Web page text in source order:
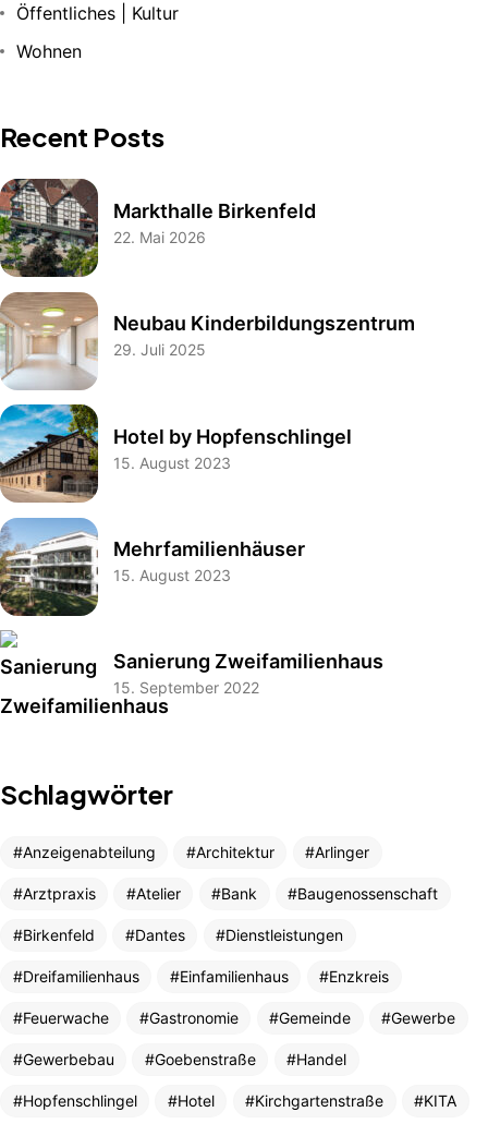
Öffentliches | Kultur
Wohnen
Recent Posts
Markthalle Birkenfeld
22. Mai 2026
Neubau Kinderbildungszentrum
29. Juli 2025
Hotel by Hopfenschlingel
15. August 2023
Mehrfamilienhäuser
15. August 2023
Sanierung Zweifamilienhaus
15. September 2022
Schlagwörter
Anzeigenabteilung Architektur Arlinger
Arztpraxis Atelier Bank Baugenossenschaft
Birkenfeld Dantes Dienstleistungen
Dreifamilienhaus Einfamilienhaus Enzkreis
Feuerwache Gastronomie Gemeinde Gewerbe
Gewerbebau Goebenstraße Handel
Hopfenschlingel Hotel Kirchgartenstraße KITA